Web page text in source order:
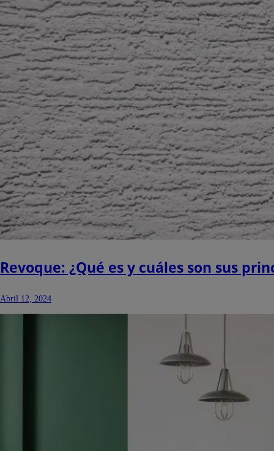
Revoque: ¿Qué es y cuáles son sus
Abril 12, 2024